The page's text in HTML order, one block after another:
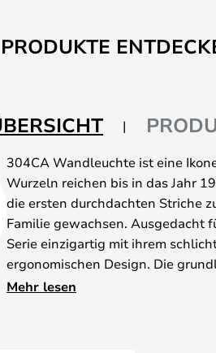
304CA Wandleuchte ist eine
Wurzeln reichen bis in das Jahr
die ersten durchdachten Striche
Familie gewachsen. Ausgedacht
Serie einzigartig mit ihrem
ergonomischen Design. Die
Schrauben noch Schweißnähte.
Mehr lesen